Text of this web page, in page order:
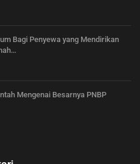
Bagi Penyewa yang Mendirikan
Mengenai Besarnya PNBP